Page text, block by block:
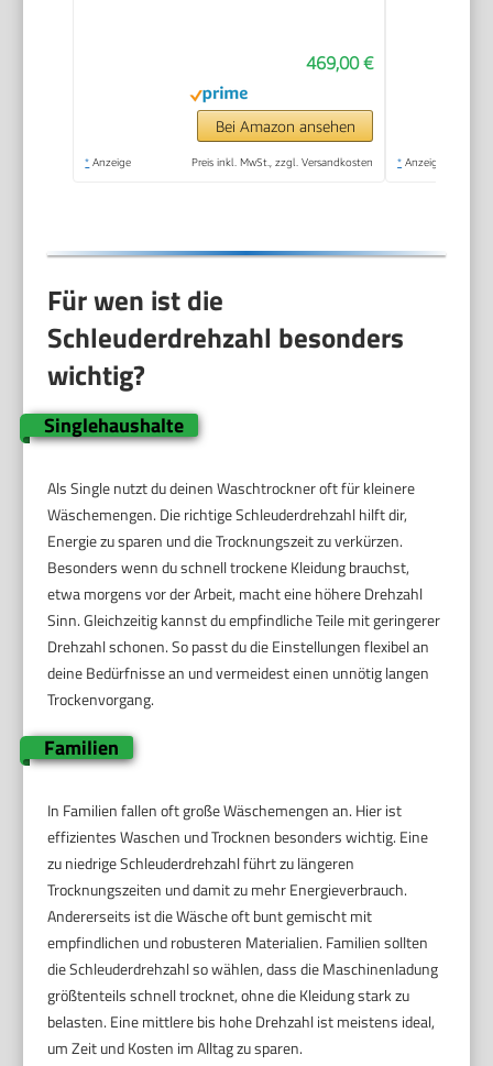
Program/Auto
Program/Eco
Wash/Steam
469,00 €
Bei Amazon ansehen
* Anzeige Preis inkl. MwSt., zzgl. Versandkosten * Anzeige
Für wen ist die
Schleuderdrehzahl besonders
wichtig?
Singlehaushalte
Als Single nutzt du deinen Waschtrockner oft für kleinere
Wäschemengen. Die richtige Schleuderdrehzahl hilft dir,
Energie zu sparen und die Trocknungszeit zu verkürzen.
Besonders wenn du schnell trockene Kleidung brauchst,
etwa morgens vor der Arbeit, macht eine höhere Drehzahl
Sinn. Gleichzeitig kannst du empfindliche Teile mit geringerer
Drehzahl schonen. So passt du die Einstellungen flexibel an
deine Bedürfnisse an und vermeidest einen unnötig langen
Trockenvorgang.
Familien
In Familien fallen oft große Wäschemengen an. Hier ist
effizientes Waschen und Trocknen besonders wichtig. Eine
zu niedrige Schleuderdrehzahl führt zu längeren
Trocknungszeiten und damit zu mehr Energieverbrauch.
Andererseits ist die Wäsche oft bunt gemischt mit
empfindlichen und robusteren Materialien. Familien sollten
die Schleuderdrehzahl so wählen, dass die Maschinenladung
größtenteils schnell trocknet, ohne die Kleidung stark zu
belasten. Eine mittlere bis hohe Drehzahl ist meistens ideal,
um Zeit und Kosten im Alltag zu sparen.